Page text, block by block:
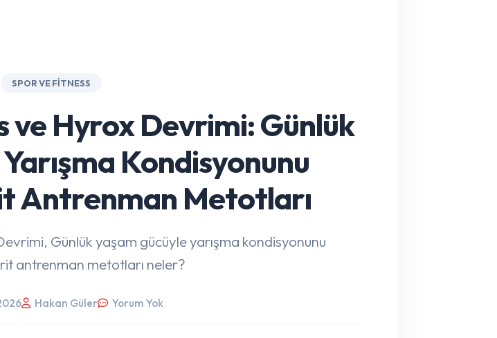
SPOR VE FITNESS
ve Hyrox Devrimi: Günlük
Kondisyonunu
Antrenman Metotları
Günlük yaşam gücüyle yarışma kondisyonunu
antrenman metotları neler?
Hakan Güler Yorum Yok